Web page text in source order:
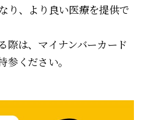
り、より良い医療を提供で
際は、マイナンバーカード
参ください。